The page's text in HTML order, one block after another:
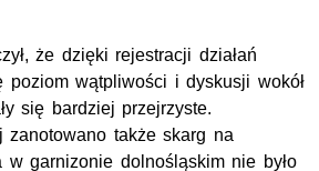
że dzięki rejestracji działań
poziom wątpliwości i dyskusji wokół
się bardziej przejrzyste.
zanotowano także skarg na
w garnizonie dolnośląskim nie było